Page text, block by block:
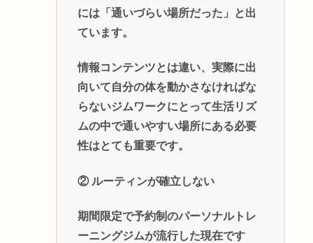
には「通いづらい場所だった」と出
ています。
情報コンテンツとは違い、実際に出
向いて自分の体を動かさなければな
らないジムワークにとって生活リズ
ムの中で通いやすい場所にある必要
性はとても重要です。
② ルーティンが確立しない
期間限定で予約制のパーソナルトレ
ーニングジムが流行した現在です